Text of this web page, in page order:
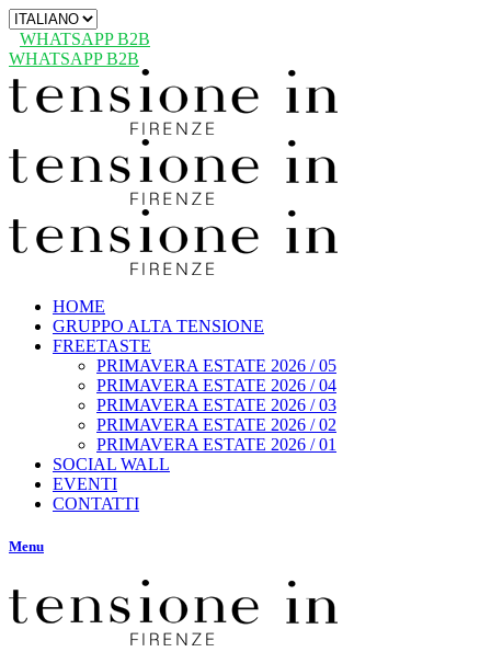
Scegli
una
lingua
WHATSAPP B2B
WHATSAPP B2B
HOME
GRUPPO ALTA TENSIONE
FREETASTE
PRIMAVERA ESTATE 2026 / 05
PRIMAVERA ESTATE 2026 / 04
PRIMAVERA ESTATE 2026 / 03
PRIMAVERA ESTATE 2026 / 02
PRIMAVERA ESTATE 2026 / 01
SOCIAL WALL
EVENTI
CONTATTI
Menu